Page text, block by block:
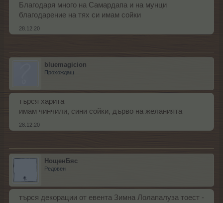
Благодаря много на Самардапа и на мунци
благодарение на тях си имам сойки
28.12.20
bluemagicion
Прохождащ
търся харита
имам чинчили, сини сойки, дърво на желанията
28.12.20
НощенБяс
Редовен
търся декорации от евента Зимна Лолапалуза тоест -